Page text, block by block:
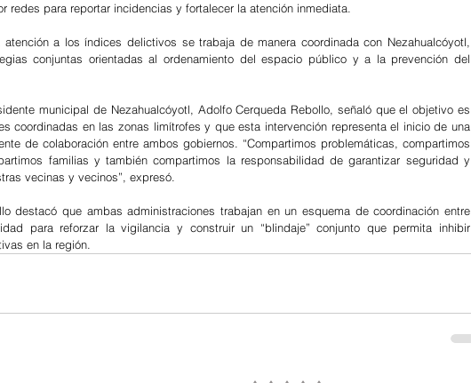
redes para reportar incidencias y fortalecer la atención inmediata.
atención a los índices delictivos se trabaja de manera coordinada con Nezahualcóyotl,
conjuntas orientadas al ordenamiento del espacio público y a la prevención del
municipal de Nezahualcóyotl, Adolfo Cerqueda Rebollo, señaló que el objetivo es
coordinadas en las zonas limítrofes y que esta intervención representa el inicio de una
de colaboración entre ambos gobiernos. “Compartimos problemáticas, compartimos
familias y también compartimos la responsabilidad de garantizar seguridad y
vecinas y vecinos”, expresó.
destacó que ambas administraciones trabajan en un esquema de coordinación entre
para reforzar la vigilancia y construir un “blindaje” conjunto que permita inhibir
en la región.